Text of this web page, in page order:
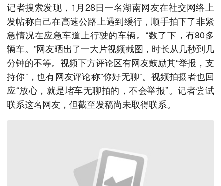
记者搜索发现，1月28日一名湖南网友在社交网络上
发帖称自己在高速公路上遇到缓行，顺手拍下了非紧
急情况在应急车道上行驶的车辆。“数了下，有80多
辆车。”网友晒出了一大片视频截图，时长从几秒到几
分钟的不等。视频下方评论区有网友鼓励其“举报，支
持你”，也有网友评论称“你好无聊”。视频拍摄者也回
应“放心，就是堵车无聊拍的，不会举报”。记者尝试
联系这名网友，但截至发稿尚未取得联系。